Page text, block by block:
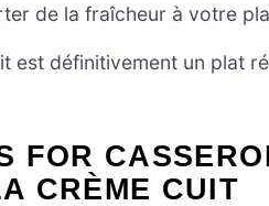
de la fraîcheur à votre
est définitivement un plat
FOR
CRÈME CUIT